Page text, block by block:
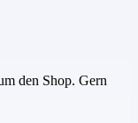
den Shop. Gern